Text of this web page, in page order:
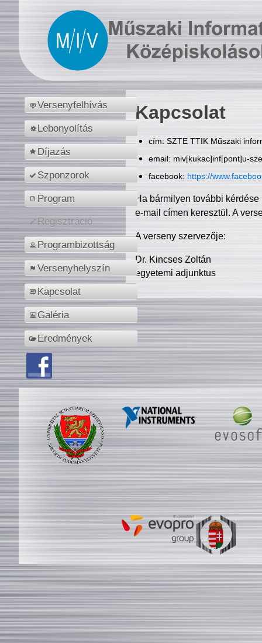
Versenyfelhívás
Lebonyolítás
Díjazás
Szponzorok
Program
Regisztráció
Programbizottság
Versenyhelyszín
Kapcsolat
Galéria
Eredmények
Kapcsolat
cím: SZTE TTIK Műszaki
email: miv[kukac]inf[pont]u-
facebook: https://
Ha bármilyen további
e-mail címen keresztül. A
A verseny szervezője:
Dr. Kincses Zoltán
egyetemi adjunktus